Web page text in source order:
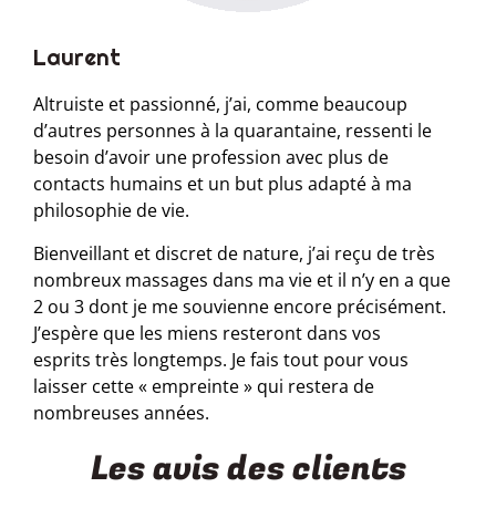
Laurent
Altruiste et passionné, j’ai, comme beaucoup
d’autres personnes à la quarantaine, ressenti le
besoin d’avoir une profession avec plus de
contacts humains et un but plus adapté à ma
philosophie de vie.
Bienveillant et discret de nature, j’ai reçu de très
nombreux massages dans ma vie et il n’y en a que
2 ou 3 dont je me souvienne encore précisément.
J’espère que les miens resteront dans vos
esprits très longtemps. Je fais tout pour vous
laisser cette « empreinte » qui restera de
nombreuses années.
Les avis des clients